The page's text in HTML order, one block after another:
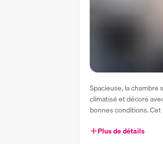
Spacieuse, la
climatisé et décoré
bonnes conditions.
Plus de détails